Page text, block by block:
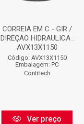
CORREIA EM C - GIR /
DIREÇAO HIDRAULICA :
AVX13X1150
Código: AVX13X1150
Embalagem: PC
Contitech
Ver preço